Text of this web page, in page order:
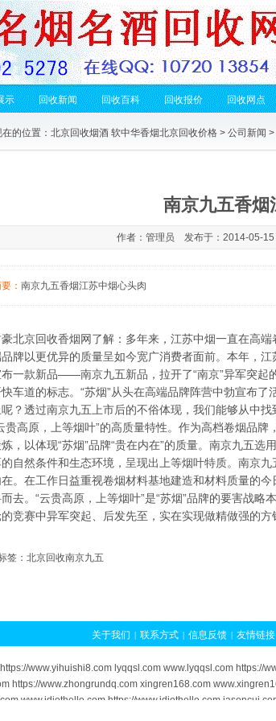
示 回收新闻 回收百科 回收报价 回收网点
的位置： 北京回收烟酒 软中华香烟北京回收价格 > 公司新闻 >
南京九五香烟
作者：管理员 发布于：2014-05-
： 南京九五香烟江苏中烟心头肉
北京回收香烟网了解：多年来，江苏中烟一直在高
牌以更优异的质量呈如今宽广消费者面前。本年，
一款新品——南京九五新品，拉开了“南京”异军突起
快车道的标志。“苏烟”从头在高端品牌阵营中勃宣布
呢？透过南京九五上市后的不俗体现，我们能够从中
贵高原，上等烟叶”的高质量特性。作为高档卷烟品
，以体现“苏烟”品牌“贵在内在”的质量。南京九五
自然条件和生态环境，呈现出上等烟叶特质。南京
。在工作日益重视卷烟材料基地建造和材料质量的
去。“云贵高原，上等烟叶”是“苏烟”品牌的要害战
竞赛中异军突起、后发先至，实在实现做精做强的方
签： 北京回收南京九五
关于我们 | 联系方式 | 信息反馈 | 友情链接
回收 |北京苏烟回收 |北京云烟回收 |北京
虫夏草回收 |冬虫夏草回收北京 |
www.yihuishi8.com lyqqsl.com www.lyqqsl.com https://
https://www.zhongrundq.com xingren168.com
www.idiothello.com https://www.idiothello.com